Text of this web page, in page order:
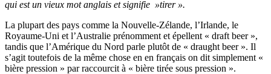
qui est un vieux mot anglais et signifie »tirer ».
La plupart des pays comme la Nouvelle-Zélande, l’Irlande, le
Royaume-Uni et l’Australie prénomment et épellent « draft beer »,
tandis que l’Amérique du Nord parle plutôt de « draught beer ». Il
s’agit toutefois de la même chose en en français on dit simplement «
bière pression » par raccourcit à « bière tirée sous pression ».